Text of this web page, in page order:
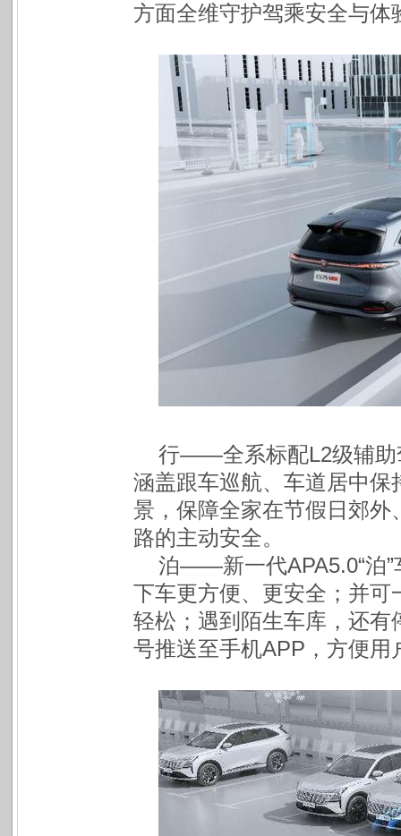
方面全维守护驾乘安全与
行——全系标配L2级辅助
涵盖跟车巡航、车道居中
景，保障全家在节假日郊
路的主动安全。
泊——新一代APA5.0“泊”
下车更方便、更安全；并
轻松；遇到陌生车库，还
号推送至手机APP，方便用